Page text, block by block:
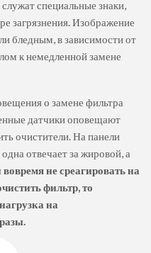
специальные знаки,
загрязнения. Изображение
бледным, в зависимости от
к немедленной замене
о замене фильтра
датчики оповещают
очистители. На панели
отвечает за жировой, а
не среагировать на
фильтр, то
на